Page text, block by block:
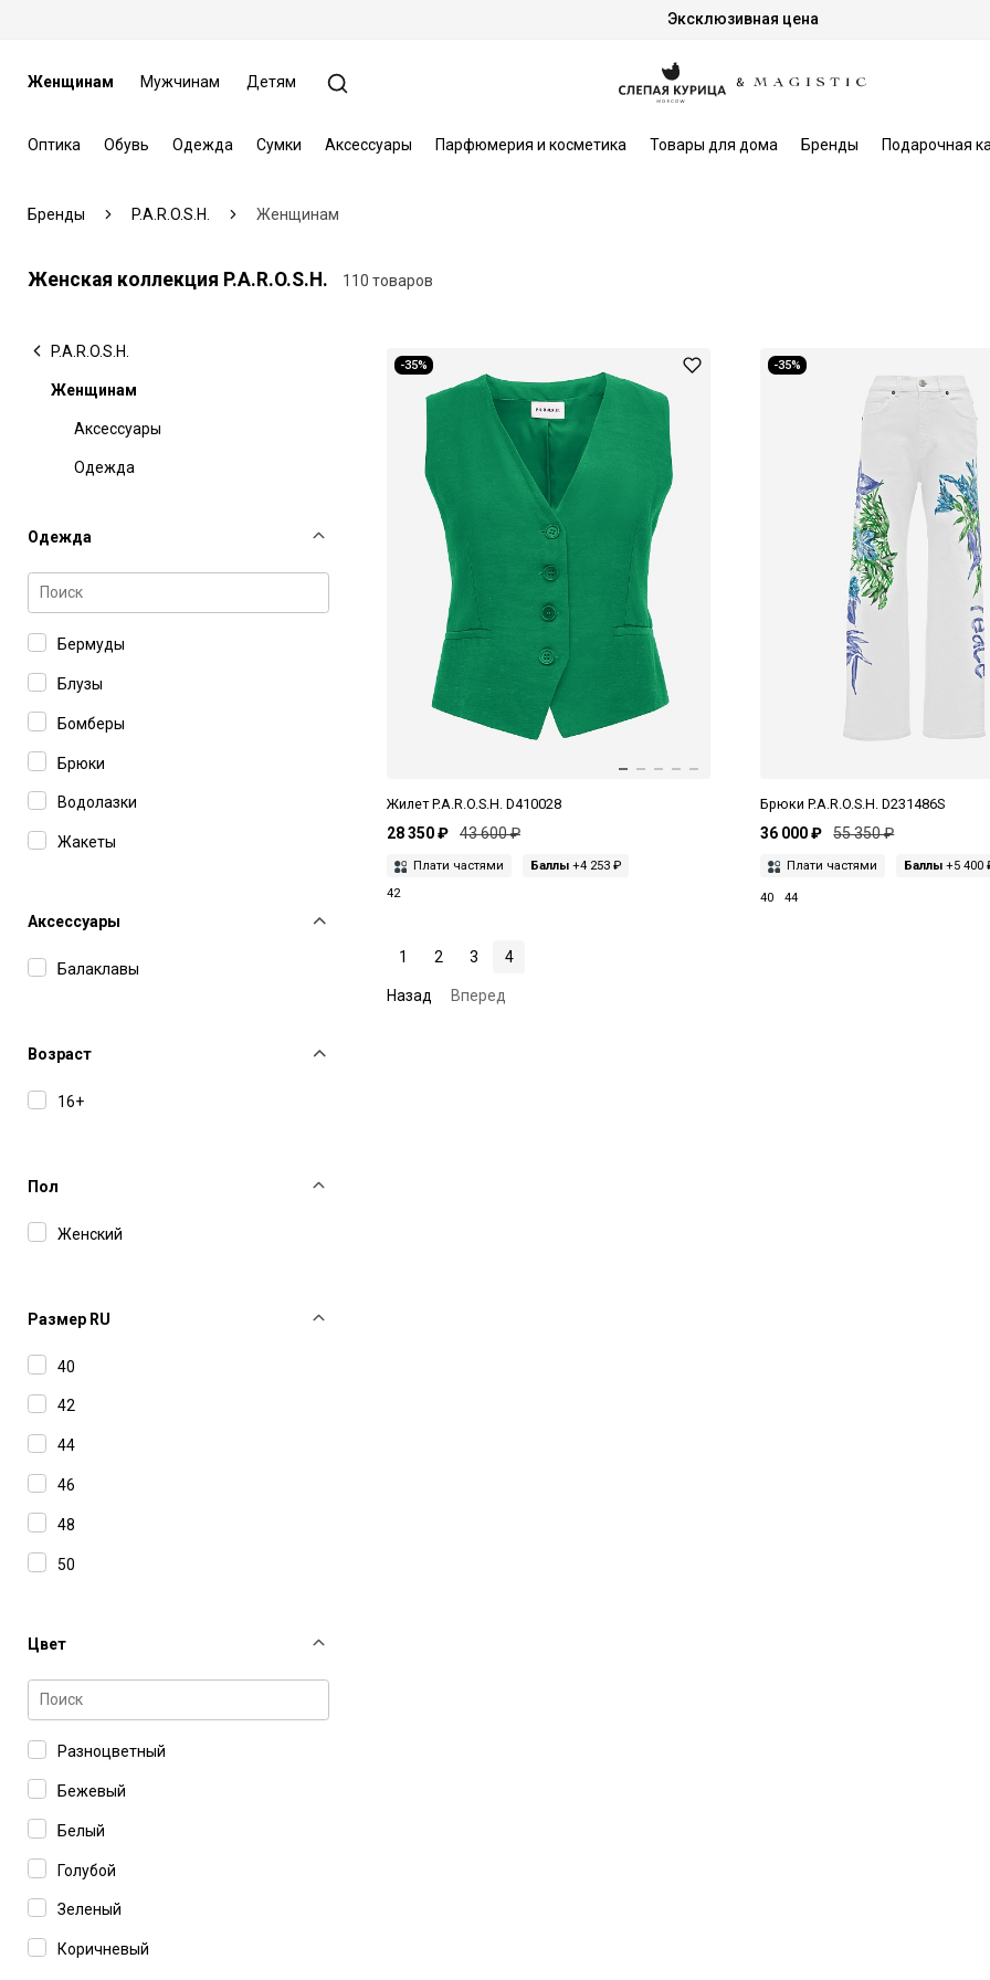
Эксклюзивная цена
Женщинам Мужчинам Детям
Оптика Обувь Одежда Сумки Аксессуары Парфюмерия и косметика Товары для дома Бренды Подарочная
Бренды P.A.R.O.S.H. Женщинам
Женская коллекция P.A.R.O.S.H. 110 товаров
P.A.R.O.S.H.
Женщинам
Аксессуары
Одежда
Одежда
Бермуды
Блузы
Бомберы
Брюки
Водолазки
Жакеты
Кардиганы
Комбинезоны
Рубашки
Топы
Шорты
Юбки
Аксессуары
Балаклавы
Возраст
16+
Пол
Женский
Размер RU
40
42
44
46
48
50
Цвет
Разноцветный
Бежевый
Белый
Голубой
Зеленый
Коричневый
-35%
Жилет P.A.R.O.S.H. D410028
28 350 ₽ 43 600 ₽
Плати частями Баллы +4 253 ₽
42
-35%
Брюки P.A.R.O.S.H. D231486S
36 000 ₽ 55 350 ₽
Плати частями Баллы +5 400
40 44
1 2 3 4
Назад Вперед